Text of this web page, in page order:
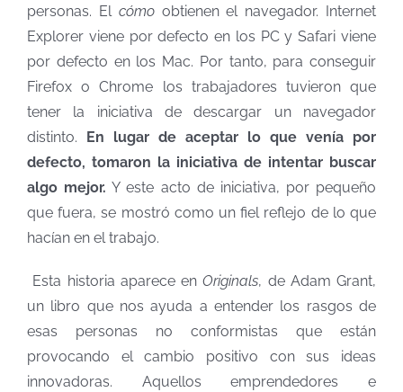
personas. El cómoobtienen el navegador. Internet
Explorer viene por defecto en los PC y Safari viene
por defecto en los Mac. Por tanto, para conseguir
Firefox o Chrome los trabajadores tuvieron que
tener la iniciativa de descargar un navegador
distinto.
En lugar de aceptar lo que venía por
defecto, tomaron la iniciativa de intentar buscar
algo mejor. Y este acto de iniciativa, por pequeño
que fuera, se mostró como un fiel reflejo de lo que
hacían en el trabajo.
Esta historia aparece enOriginals, de Adam Grant,
un libro que nos ayuda a entender los rasgos de
esas personas no conformistas que están
provocando el cambio positivo con sus ideas
innovadoras. Aquellos emprendedores e